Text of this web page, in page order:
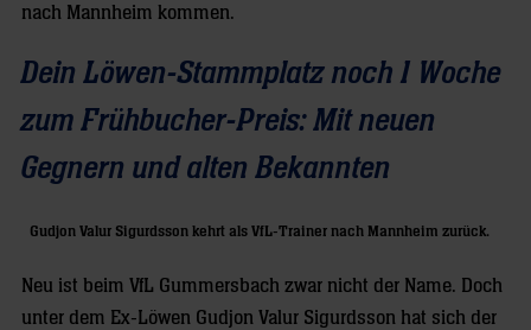
nach Mannheim kommen.
Dein Löwen-Stammplatz noch 1 Woche
zum Frühbucher-Preis: Mit neuen
Gegnern und alten Bekannten
Gudjon Valur Sigurdsson kehrt als VfL-Trainer nach Mannheim zurück.
Neu ist beim VfL Gummersbach zwar nicht der Name. Doch
unter dem Ex-Löwen Gudjon Valur Sigurdsson hat sich der